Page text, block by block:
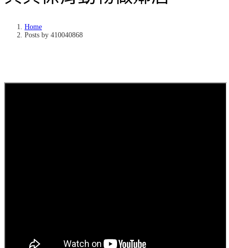
Home
Posts by 410040868